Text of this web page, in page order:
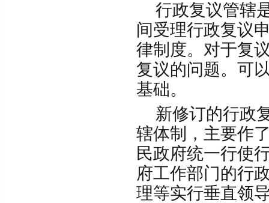
行政复议管辖
间受理行政复议
律制度。对于复
复议的问题。可
基础。
新修订的行政
辖体制，主要作
民政府统一行使
府工作部门的行
理等实行垂直领